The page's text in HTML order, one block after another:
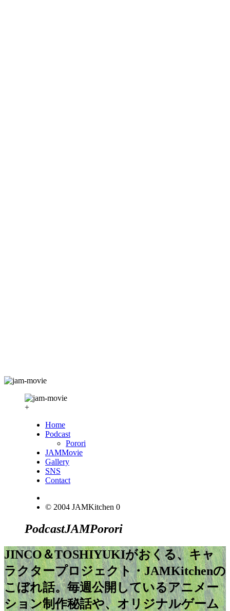
+
Home
Podcast
Porori
JAMMovie
Gallery
SNS
Contact
© 2004 JAMKitchen 0
PodcastJAMPorori
JINCO＆TOSHIYUKIがおくる、キャ
ラクタープロジェクト・JAMKitchenの
こぼれ話。毎週公開しているアニメー
ション制作秘話や、オリジナルゲーム